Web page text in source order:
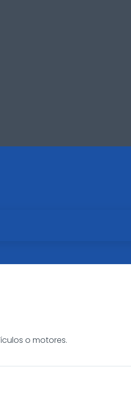
o motores.